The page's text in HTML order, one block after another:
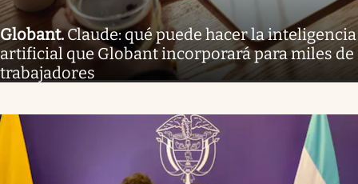
Globant.Claude: qué puede hacer la inteligencia
artificial que Globant incorporará para miles de
trabajadores